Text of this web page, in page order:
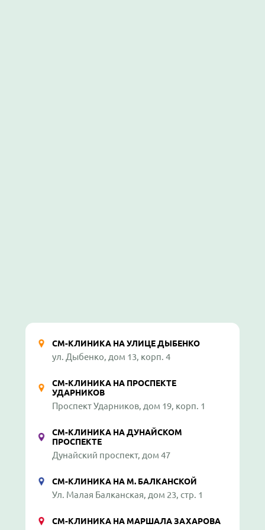
СМ-КЛИНИКА НА УЛИЦЕ ДЫБЕНКО
ул. Дыбенко, дом 13, корп. 4
СМ-КЛИНИКА НА ПРОСПЕКТЕ
УДАРНИКОВ
Проспект Ударников, дом 19, корп. 1
СМ-КЛИНИКА НА ДУНАЙСКОМ
ПРОСПЕКТЕ
Дунайский проспект, дом 47
СМ-КЛИНИКА НА М. БАЛКАНСКОЙ
Ул. Малая Балканская, дом 23, стр. 1
СМ-КЛИНИКА НА МАРШАЛА ЗАХАРОВА